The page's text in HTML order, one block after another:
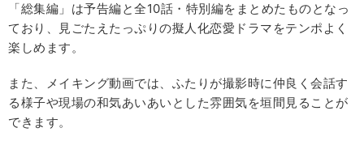
「総集編」は予告編と全10話・特別編をまとめたものとなっ
ており、見ごたえたっぷりの擬人化恋愛ドラマをテンポよく
楽しめます。
また、メイキング動画では、ふたりが撮影時に仲良く会話す
る様子や現場の和気あいあいとした雰囲気を垣間見ることが
できます。